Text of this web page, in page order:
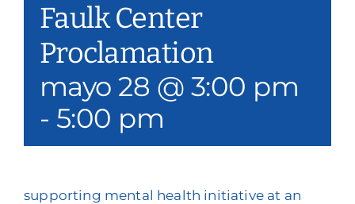
Eventos y medios de comunicación
Filantropía y voluntariado
Póngase en contacto con
Faulk Center
Proclamation
mayo 28 @ 3:00 pm
- 5:00 pm
supporting mental health initiative at an